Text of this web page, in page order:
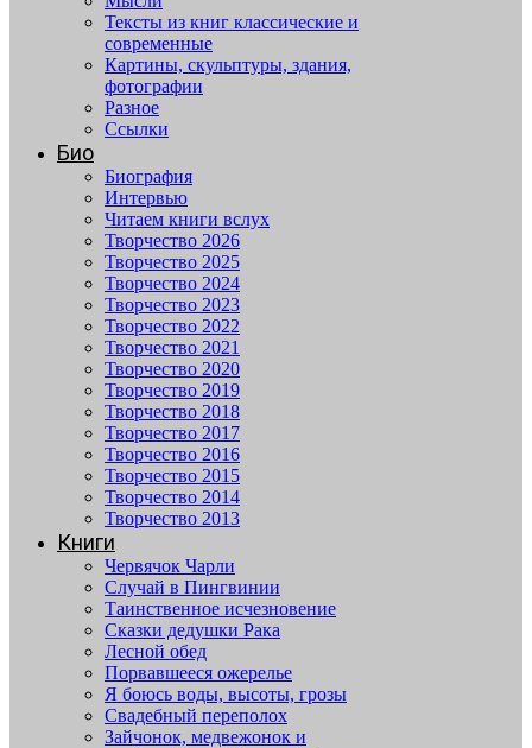
Тексты из книг классические и
современные
Картины, скульптуры, здания,
фотографии
Разное
Ссылки
Био
Биография
Интервью
Читаем книги вслух
Творчество 2026
Творчество 2025
Творчество 2024
Творчество 2023
Творчество 2022
Творчество 2021
Творчество 2020
Творчество 2019
Творчество 2018
Творчество 2017
Творчество 2016
Творчество 2015
Творчество 2014
Творчество 2013
Книги
Червячок Чарли
Случай в Пингвинии
Таинственное исчезновение
Сказки дедушки Рака
Лесной обед
Порвавшееся ожерелье
Я боюсь воды, высоты, грозы
Свадебный переполох
Зайчонок, медвежонок и